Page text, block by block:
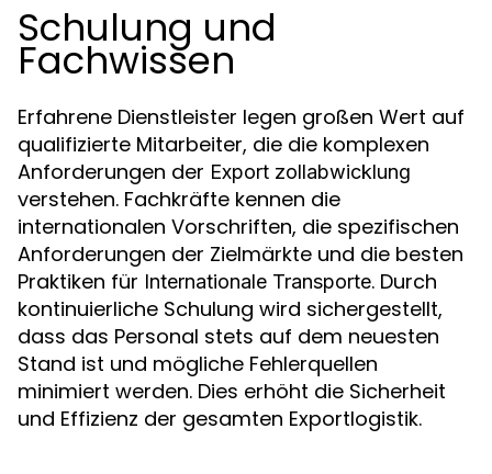
Schulung und
Fachwissen
Erfahrene Dienstleister legen großen Wert auf
qualifizierte Mitarbeiter, die die komplexen
Anforderungen der Export zollabwicklung
verstehen. Fachkräfte kennen die
internationalen Vorschriften, die spezifischen
Anforderungen der Zielmärkte und die besten
Praktiken für Internationale Transporte. Durch
kontinuierliche Schulung wird sichergestellt,
dass das Personal stets auf dem neuesten
Stand ist und mögliche Fehlerquellen
minimiert werden. Dies erhöht die Sicherheit
und Effizienz der gesamten Exportlogistik.